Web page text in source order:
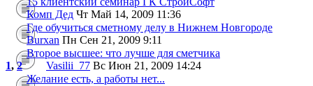
Комп Дед Чт Май 14, 2009 11:36
Где обучиться сметному делу в Нижнем Новгороде
Burxan Пн Сен 21, 2009 9:11
Второе высшее: что лучше для сметчика
1,2 Vasilii_77 Вс Июн 21, 2009 14:24
Желание есть, а работы нет...